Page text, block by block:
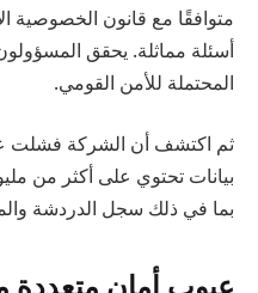
متوافقًا مع قانون الخصوصية
أسئلة مماثلة. يحقق المسؤولون
المحتملة للأمن القومي.
ثم اكتشف أن الشركة فشلت
بيانات تحتوي على أكثر من
بما في ذلك سجل الدردشة
عيوب أمان